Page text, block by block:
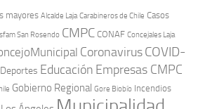
mayores Alcalde Laja Carabineros de Chile Casos
San Rosendo CMPC CONAF Concejales Laja
CoronavirusCOVID-
Deportes Educación Empresas CMPC
Gobierno Regional Gore Biobío Incendios